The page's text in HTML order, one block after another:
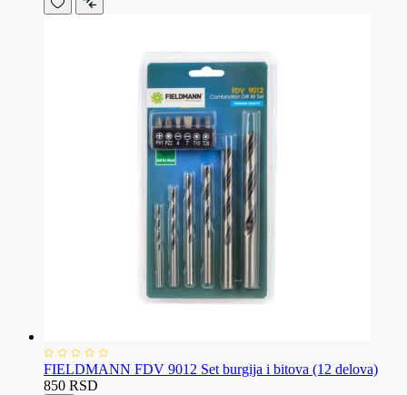
FIELDMANN FDV 9012 Set burgija i bitova (12 delova)
850 RSD